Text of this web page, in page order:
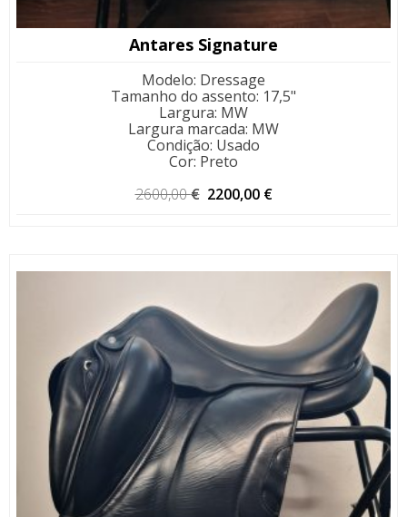
Antares Signature
Modelo: Dressage
Tamanho do assento: 17,5"
Largura: MW
Largura marcada: MW
Condição: Usado
Cor: Preto
2600,00€ O
2200,00 €